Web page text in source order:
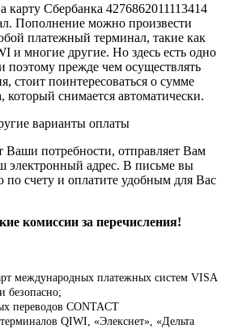
карту Сбербанка 4276862011113414
Пополнение можно произвести
платежный терминал, такие как
и многие другие. Но здесь есть одно
поэтому прежде чем осуществлять
стоит поинтересоваться о сумме
который снимается автоматически.
варианты оплаты
Ваши потребности, отправляет Вам
электронный адрес. В письме вы
счету и оплатите удобным для Вас
комиссии за перечисления!
международных платежных систем VISA
безопасно;
переводов CONTACT
QIWI, «Элекснет», «Дельта